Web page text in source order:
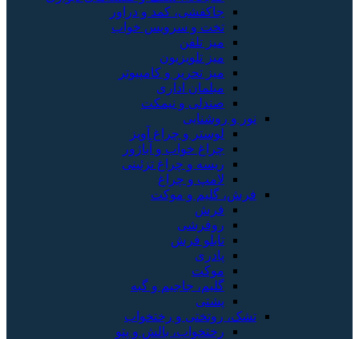
جاکفشی، کمد و دراور
تخت و سرویس خواب
میز تلفن
میز تلویزیون
میز تحریر و کامپیوتر
مبلمان اداری
صندلی و نیمکت
نور و روشنایی
لوستر و چراغ آویز
چراغ خواب و آباژور
ریسه و چراغ تزئینی
لامپ و چراغ
فرش، گلیم و موکت
فرش
روفرشی
تابلو فرش
پادری
موکت
گلیم، جاجیم و گبه
پشتی
تشک، روتختی و رختخواب
رختخواب، بالش و پتو